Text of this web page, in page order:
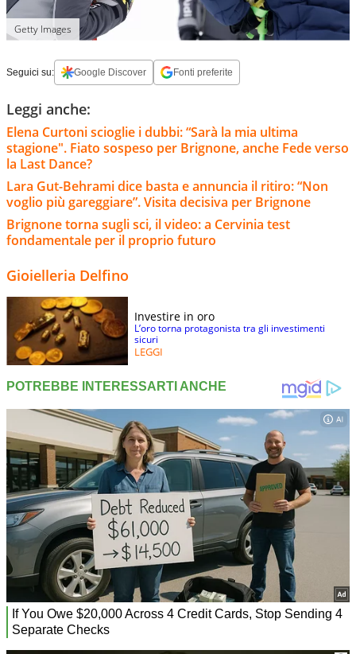
Getty Images
Seguici su: Google Discover Fonti preferite
Leggi anche:
Elena Curtoni scioglie i dubbi: “Sarà la mia ultima
stagione". Fiato sospeso per Brignone, anche Fede verso
la Last Dance?
Lara Gut-Behrami dice basta e annuncia il ritiro: “Non
voglio più gareggiare”. Visita decisiva per Brignone
Brignone torna sugli sci, il video: a Cervinia test
fondamentale per il proprio futuro
Gioielleria Delfino
Investire in oro
L’oro torna protagonista tra gli investimenti
sicuri
LEGGI